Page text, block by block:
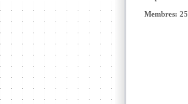
Membres: